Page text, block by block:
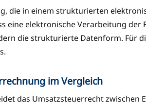
die in einem strukturierten
eine elektronische Verarbeitung
die strukturierte Datenform. Für
im Vergleich
das Umsatzsteuerrecht zwischen